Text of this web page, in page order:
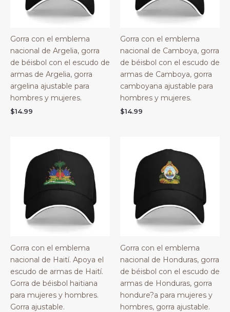
Gorra con el emblema
nacional de Argelia, gorra
de béisbol con el escudo de
armas de Argelia, gorra
argelina ajustable para
hombres y mujeres.
$14.99
Gorra con el emblema
nacional de Camboya, gorra
de béisbol con el escudo de
armas de Camboya, gorra
camboyana ajustable para
hombres y mujeres.
$14.99
Gorra con el emblema
nacional de Haití. Apoya el
escudo de armas de Haití.
Gorra de béisbol haitiana
para mujeres y hombres.
Gorra ajustable.
Gorra con el emblema
nacional de Honduras, gorra
de béisbol con el escudo de
armas de Honduras, gorra
hondure?a para mujeres y
hombres, gorra ajustable.